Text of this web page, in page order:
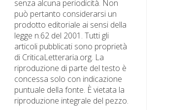
senza alcuna periodicità. Non
può pertanto considerarsi un
prodotto editoriale ai sensi della
legge n.62 del 2001. Tutti gli
articoli pubblicati sono proprietà
di CriticaLetteraria.org. La
riproduzione di parte del testo è
concessa solo con indicazione
puntuale della fonte. È vietata la
riproduzione integrale del pezzo.